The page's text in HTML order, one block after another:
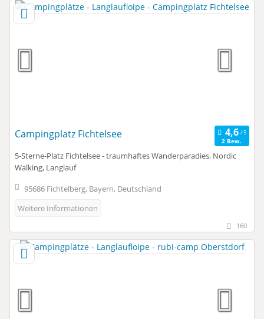
Campingplatz Fichtelsee
2 Bew.
5-Sterne-Platz Fichtelsee - traumhaftes Wanderparadies, Nordic
Walking, Langlauf
95686 Fichtelberg, Bayern, Deutschland
Weitere Informationen
160